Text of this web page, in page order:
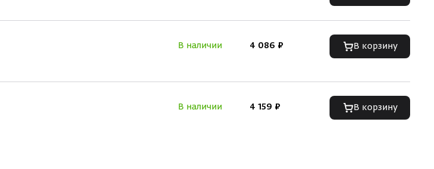
В наличии 4 086 ₽ В корзину
В наличии 4 159 ₽ В корзину